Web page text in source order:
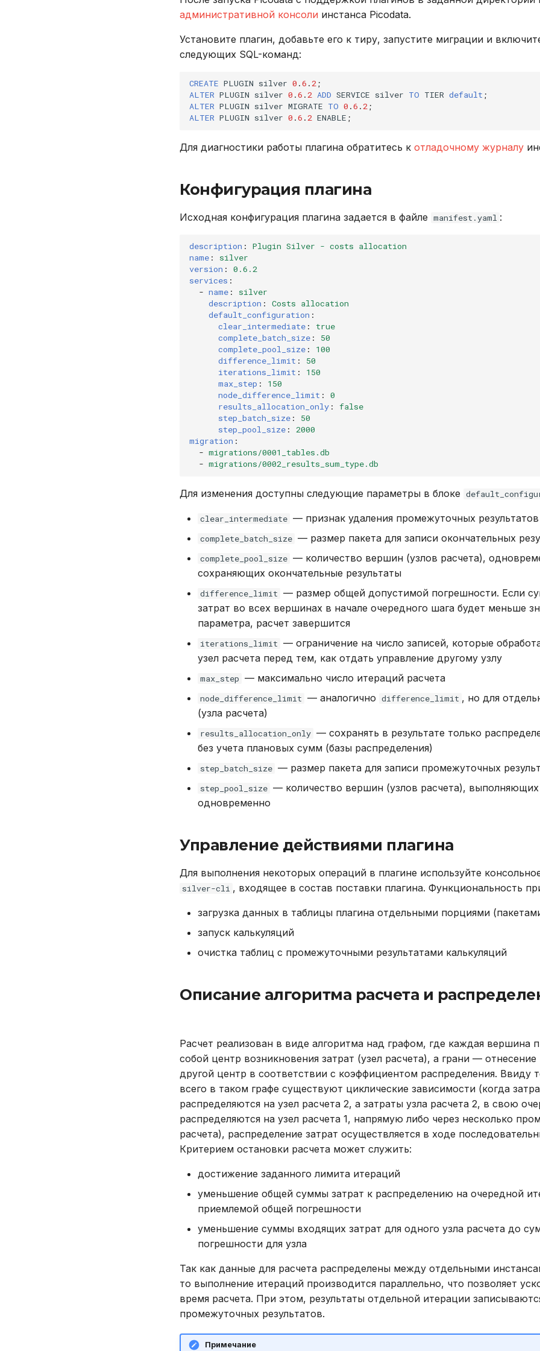
административной консоли инстанса Picodata.
Установите плагин, добавьте его к тиру, запустите миграции и
следующих SQL-команд:
CREATE PLUGIN silver 0 .6 .2;
ALTER PLUGIN silver 0 .6 .2 ADD SERVICE silver TO TIER default ;
ALTER PLUGIN silver MIGRATE TO 0 .6 .2;
ALTER PLUGIN silver 0 .6 .2 ENABLE ;
Для диагностики работы плагина обратитесь к отладочному журналу
Конфигурация плагина
Исходная конфигурация плагина задается в файле manifest.yaml :
description :
Plugin Silver - costs allocation
name :
silver
version :
0.6.2
services :
- name :
silver
description :
Costs allocation
default_configuration :
clear_intermediate :
true
complete_batch_size :
50
complete_pool_size :
100
difference_limit :
50
iterations_limit :
150
max_step :
150
node_difference_limit :
0
results_allocation_only :
false
step_batch_size :
50
step_pool_size :
2000
migration :
- migrations/0001_tables.db
- migrations/0002_results_sum_type.db
Для изменения доступны следующие параметры в блоке
clear_intermediate — признак удаления промежуточных результатов
complete_batch_size — размер пакета для записи окончательных
complete_pool_size — количество вершин (узлов расчета),
сохраняющих окончательные результаты
difference_limit — размер общей допустимой погрешности. Если
затрат во всех вершинах в начале очередного шага будет меньше
параметра, расчет завершится
iterations_limit — ограничение на число записей, которые
узел расчета перед тем, как отдать управление другому узлу
max_step — максимально число итераций расчета
node_difference_limit — аналогично difference_limit , но для
(узла расчета)
results_allocation_only — сохранять в результате только
без учета плановых сумм (базы распределения)
step_batch_size — размер пакета для записи промежуточных
step_pool_size — количество вершин (узлов расчета), выполняющих
одновременно
Управление действиями плагина
Для выполнения некоторых операций в плагине используйте
silver-cli , входящее в состав поставки плагина. Функциональность
загрузка данных в таблицы плагина отдельными порциями
запуск калькуляций
очистка таблиц с промежуточными результатами калькуляций
Описание алгоритма расчета и
Расчет реализован в виде алгоритма над графом, где каждая вершина
собой центр возникновения затрат (узел расчета), а грани — отнесение
другой центр в соответствии с коэффициентом распределения. Ввиду
всего в таком графе существуют циклические зависимости (когда
распределяются на узел расчета 2, а затраты узла расчета 2, в свою
распределяются на узел расчета 1, напрямую либо через несколько
расчета), распределение затрат осуществляется в ходе
Критерием остановки расчета может служить:
достижение заданного лимита итераций
уменьшение общей суммы затрат к распределению на очередной
приемлемой общей погрешности
уменьшение суммы входящих затрат для одного узла расчета до
погрешности для узла
Так как данные для расчета распределены между отдельными
то выполнение итераций производится параллельно, что позволяет
время расчета. При этом, результаты отдельной итерации
промежуточных результатов.
Примечание